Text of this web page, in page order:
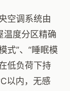
空调系统由
温度分区精确
式”、“睡眠模
低负荷下持
以内，无感